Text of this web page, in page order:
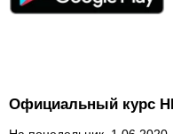
Официальный курс